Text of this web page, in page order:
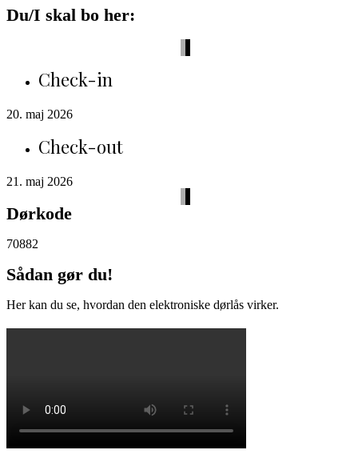
Du/I skal bo her:
Check-in
20. maj 2026
Check-out
21. maj 2026
Dørkode
70882
Sådan gør du!
Her kan du se, hvordan den elektroniske dørlås virker.